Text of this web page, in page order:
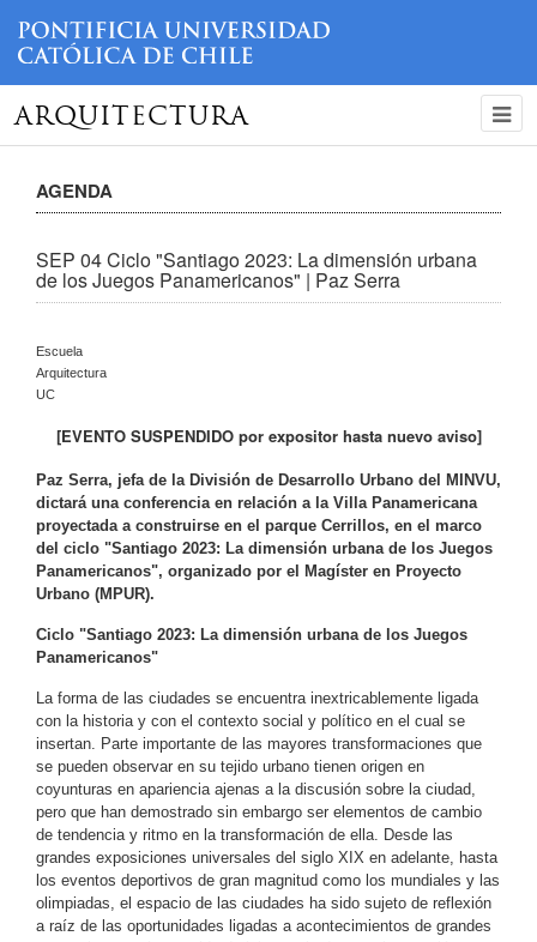
ARQUITECTURA
AGENDA
SEP 04 Ciclo "Santiago 2023: La dimensión urbana
de los Juegos Panamericanos" | Paz Serra
Escuela
Arquitectura
UC
[EVENTO SUSPENDIDO por expositor hasta nuevo aviso]
Paz Serra, jefa de la División de Desarrollo Urbano del MINVU,
dictará una conferencia en relación a la Villa Panamericana
proyectada a construirse en el parque Cerrillos, en el marco
del ciclo "Santiago 2023: La dimensión urbana de los Juegos
Panamericanos", organizado por el Magíster en Proyecto
Urbano (MPUR).
Ciclo "Santiago 2023: La dimensión urbana de los Juegos
Panamericanos"
La forma de las ciudades se encuentra inextricablemente ligada
con la historia y con el contexto social y político en el cual se
insertan. Parte importante de las mayores transformaciones que
se pueden observar en su tejido urbano tienen origen en
coyunturas en apariencia ajenas a la discusión sobre la ciudad,
pero que han demostrado sin embargo ser elementos de cambio
de tendencia y ritmo en la transformación de ella. Desde las
grandes exposiciones universales del siglo XIX en adelante, hasta
los eventos deportivos de gran magnitud como los mundiales y las
olimpiadas, el espacio de las ciudades ha sido sujeto de reflexión
a raíz de las oportunidades ligadas a acontecimientos de grandes